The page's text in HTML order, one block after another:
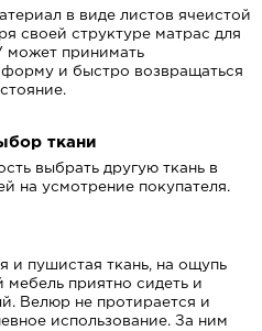
в виде листов ячеистой
своей структуре матрас для
может принимать
и быстро возвращаться
ткани
выбрать другую ткань в
на усмотрение покупателя.
и пушистая ткань, на ощупь
мебель приятно сидеть и
Велюр не протирается и
использование. За ним